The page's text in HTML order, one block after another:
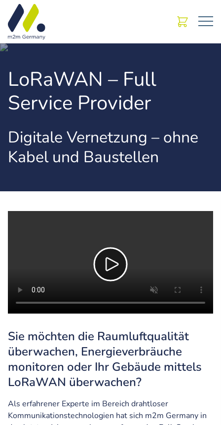
LoRaWAN – Full
Service Provider
Digitale Vernetzung – ohne
Kabel und Baustellen
Sie möchten die Raumluftqualität
überwachen, Energieverbräuche
monitoren oder Ihr Gebäude mittels
LoRaWAN überwachen?
Als erfahrener Experte im Bereich drahtloser
Kommunikationstechnologien hat sich m2m Germany in